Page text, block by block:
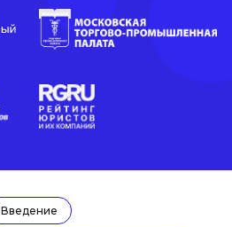
Введение